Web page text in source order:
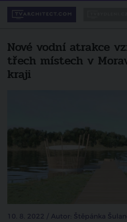
Nové vodní atrakce
třech místech v
kraji
10. 8. 2022 / Autor: Štěpánka